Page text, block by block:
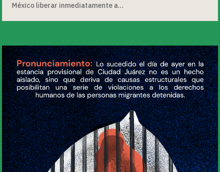
México liberar inmediatamente a...